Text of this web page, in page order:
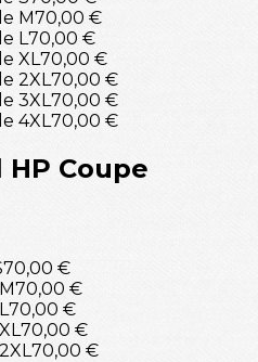
M70,00 €
L70,00 €
XL70,00 €
2XL70,00 €
3XL70,00 €
4XL70,00 €
Coupe
70,00 €
70,00 €
70,00 €
70,00 €
70,00 €